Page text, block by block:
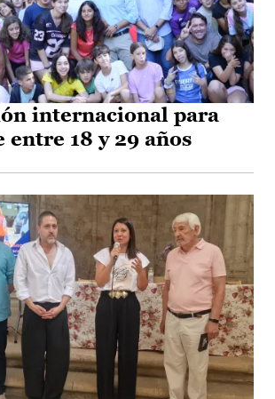
internacional para
entre 18 y 29 años